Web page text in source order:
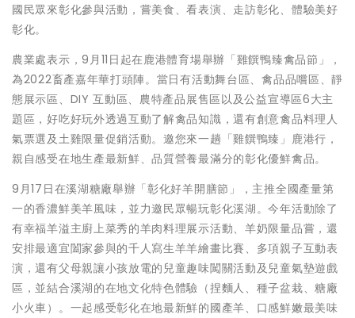
國民眾來彰化參與活動，嘗美食、看表演、走訪彰化、體驗美好
彰化。
農業處表示，9月11日起在鹿港體育場舉辦「雞饌鴨臻禽品節」，
為2022畜產嘉年華打頭陣。當日有活動舞台區、禽品品嚐區、靜
態展示區、DIY 互動區、農特產品展售區以及公益宣導區6大主
題區，好吃好玩外透過互動了解禽品知識，還有創意禽品料理人
氣票選及土雞限量促銷活動。邀您來一趟「雞饌鴨臻」鹿港行，
親自感受在地生產最新鮮、品質營養最滿分的彰化優鮮禽品。
9月17日在溪湖糖廠舉辦「彰化好羊開膳節」，主推全國產量第
一的香濃鮮美羊風味，並力邀民眾暢玩彰化溪湖。今年活動除了
有幸福羊溢主廚上菜秀的羊肉料理展示活動、羊奶限量品嘗，還
安排最適宜闔家參與的千人寫生羊羊繪畫比賽、多項親子互動表
演，還有父母親讓小孩放電的兒童趣味闖關活動及兒童氣墊遊戲
區，並結合溪湖的在地文化特色體驗（捏麵人、種子盆栽、糖廠
小火車）。一起感受彰化在地最新鮮的國產羊、口感鮮嫩最美味